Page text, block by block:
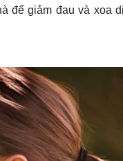
để giảm đau và xoa